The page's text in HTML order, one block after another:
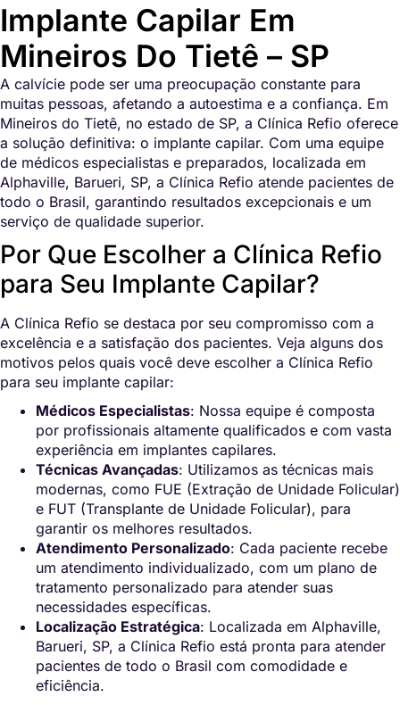
Implante Capilar Em
Mineiros Do Tietê – SP
A calvície pode ser uma preocupação constante para
muitas pessoas, afetando a autoestima e a confiança. Em
Mineiros do Tietê, no estado de SP, a Clínica Refio oferece
a solução definitiva: o implante capilar. Com uma equipe
de médicos especialistas e preparados, localizada em
Alphaville, Barueri, SP, a Clínica Refio atende pacientes de
todo o Brasil, garantindo resultados excepcionais e um
serviço de qualidade superior.
Por Que Escolher a Clínica Refio
para Seu Implante Capilar?
A Clínica Refio se destaca por seu compromisso com a
excelência e a satisfação dos pacientes. Veja alguns dos
motivos pelos quais você deve escolher a Clínica Refio
para seu implante capilar:
Médicos Especialistas: Nossa equipe é composta
por profissionais altamente qualificados e com vasta
experiência em implantes capilares.
Técnicas Avançadas: Utilizamos as técnicas mais
modernas, como FUE (Extração de Unidade Folicular)
e FUT (Transplante de Unidade Folicular), para
garantir os melhores resultados.
Atendimento Personalizado: Cada paciente recebe
um atendimento individualizado, com um plano de
tratamento personalizado para atender suas
necessidades específicas.
Localização Estratégica: Localizada em Alphaville,
Barueri, SP, a Clínica Refio está pronta para atender
pacientes de todo o Brasil com comodidade e
eficiência.